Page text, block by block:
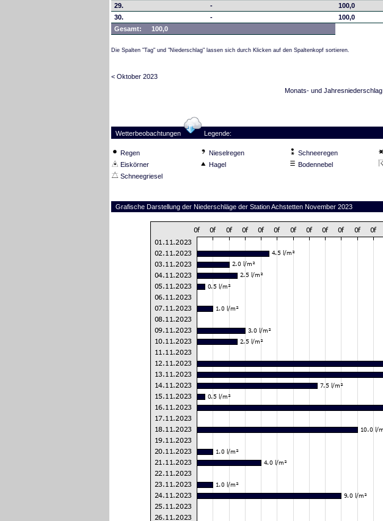
29.
-
100,0
30.
-
100,0
Gesamt:
100,0
Die Spalten "Tag" und "Niederschlag" lassen sich durch Klicken auf den Spaltenkopf sortieren.
< Oktober 2023
Monats- und Jahresniederschlag
Wetterbeobachtungen Legende:
Regen Nieselregen Schneeregen
Eiskörner
Hagel Bodennebel
Schneegriesel
Grafische Darstellung der Niederschläge der Station Achstetten November 2023